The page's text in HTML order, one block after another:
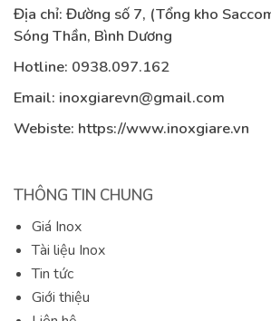
Địa chỉ: Đường số 7, (Tổng kho
Sóng Thần, Bình Dương
Hotline: 0938.097.162
Email: inoxgiarevn@gmail.com
Webiste: https://www.inoxgiare.vn
THÔNG TIN CHUNG
Giá Inox
Tài liệu Inox
Tin tức
Giới thiệu